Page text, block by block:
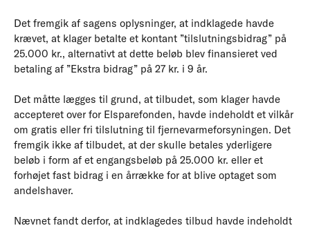
Det fremgik af sagens oplysninger, at indklagede havde
krævet, at klager betalte et kontant ”tilslutningsbidrag” på
25.000 kr., alternativt at dette beløb blev finansieret ved
betaling af ”Ekstra bidrag” på 27 kr. i 9 år.
Det måtte lægges til grund, at tilbudet, som klager havde
accepteret over for Elsparefonden, havde indeholdt et vilkår
om gratis eller fri tilslutning til fjernevarmeforsyningen. Det
fremgik ikke af tilbudet, at der skulle betales yderligere
beløb i form af et engangsbeløb på 25.000 kr. eller et
forhøjet fast bidrag i en årrække for at blive optaget som
andelshaver.
Nævnet fandt derfor, at indklagedes tilbud havde indeholdt